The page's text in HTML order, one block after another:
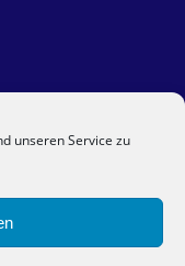
unseren Service zu